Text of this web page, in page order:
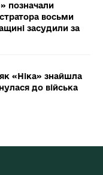
позначали
восьми
засудили за
«Ніка» знайшла
до війська